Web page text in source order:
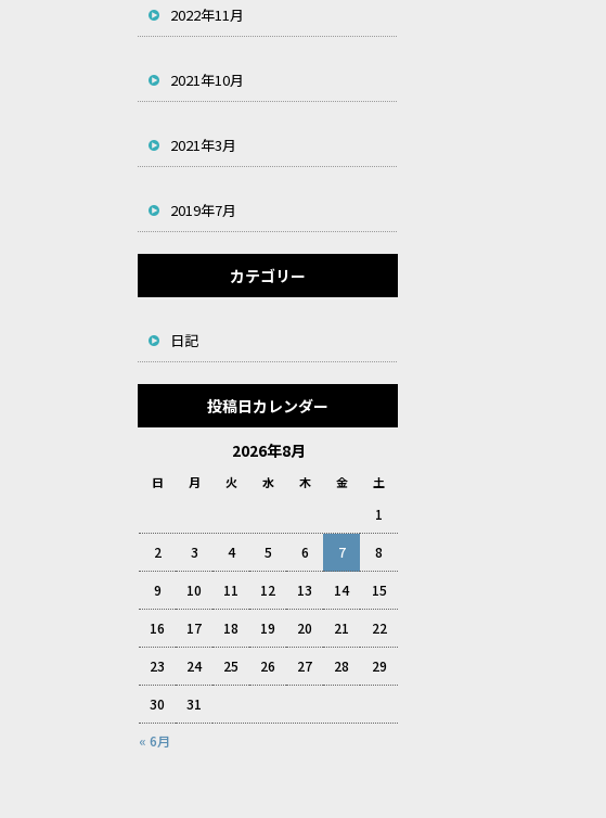
2022年11月
2021年10月
2021年3月
2019年7月
カテゴリー
日記
投稿日カレンダー
2026年8月
日 月 火 水 木 金 土
« 6月
1
2 3 4 5 6 7 8
9 10 11 12 13 14 15
16 17 18 19 20 21 22
23 24 25 26 27 28 29
30 31